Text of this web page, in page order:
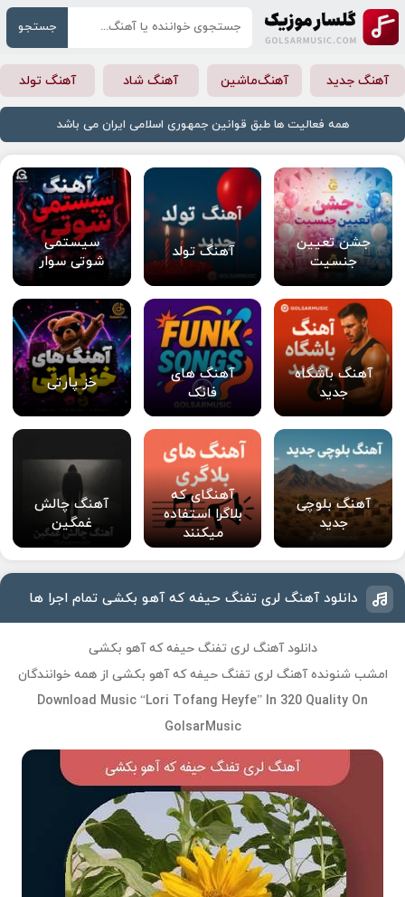
جستجو
آهنگ جدید آهنگ‌ماشین آهنگ شاد آهنگ تولد
همه فعالیت ها طبق قوانین جمهوری اسلامی ایران می باشد
جشن تعیین
جنسیت
آهنگ تولد
سیستمی
شوتی سوار
آهنگ باشگاه
جدید
آهنگ های
فانک
خز پارتی
آهنگ بلوچی
جدید
آهنگای که
بلاگرا استفاده
میکنند
آهنگ چالش
غمگین
دانلود آهنگ لری تفنگ حیفه که آهو بکشی تمام اجرا ها
دانلود آهنگ لری تفنگ حیفه که آهو بکشی
امشب شنونده آهنگ لری تفنگ حیفه که آهو بکشی از همه خوانندگان
Download Music “Lori Tofang Heyfe” In 320 Quality On
GolsarMusic